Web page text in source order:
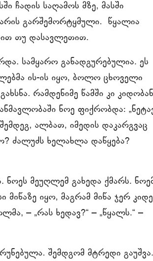
ჩადის საღამოს მზე, მასში
გარშემორტყმული. წყალია
თუ დასავლეთით.
სამყარო განადგურებულია. ეს
ის-ის იყო, ბოლო ცხოველი
რამდენიმე წამში კი
ნოე ფიქრობდა:
ალბათ, იმედის დაკარგვაც
ძალუძს ხელახლა დაწყება?
ნოეს მეუღლემ გახედა ქმარს.
იყო, მაგრამ მიწა ჯერ
– „რას ხედავ?“ – „წყალს.“ –
შემდგომ მტრედი გაუშვა.